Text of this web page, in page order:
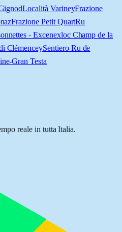
Località VarineyFrazione
Frazione Petit QuartRu
- Excenexloc Champ de la
ClémenceySentiero Ru de
Gran Testa
reale in tutta Italia.